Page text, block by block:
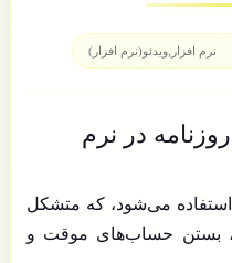
نرم افزار ,ویدئو(نرم افزار)
در نرم
از 15 سند کل استفاده می‌شود، که متشکل
بستن حساب‌های موقت و